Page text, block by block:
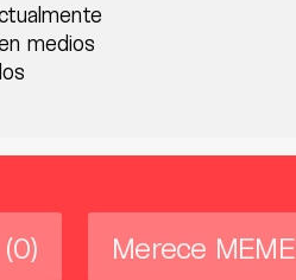
medios
(0) Merece MEME